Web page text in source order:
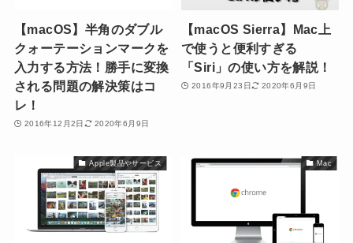
【macOS】半角のダブル
クォーテーションマークを
入力する方法！勝手に変換
される問題の解決策はコ
レ！
2016年12月2日 2020年6月9日
【macOS Sierra】Mac上
で使うと便利すぎる
「Siri」の使い方を解説！
2016年9月23日 2020年6月9日
Apple製品やサービス Mac